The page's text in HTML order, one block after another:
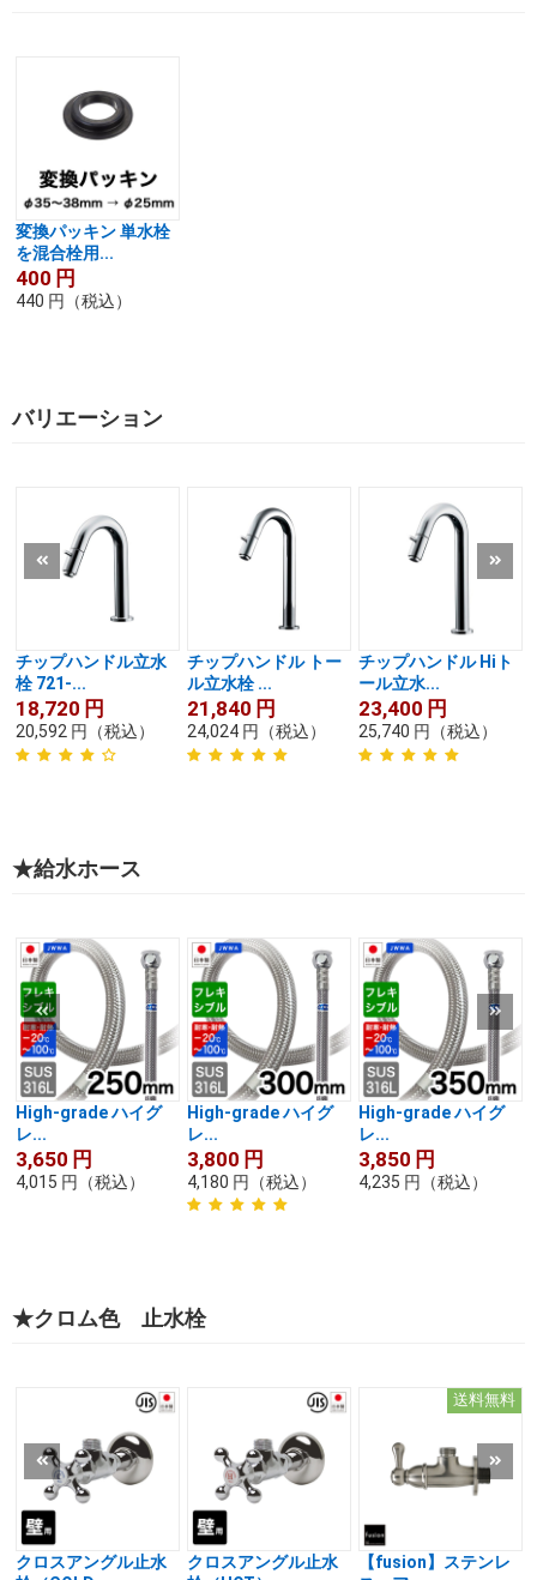
変換パッキン 単水栓
を混合栓用...
400 円
440 円 （税込）
バリエーション
チップハンドル立水
栓 721-...
18,720 円
20,592 円 （税込）
チップハンドル トー
ル立水栓 ...
21,840 円
24,024 円 （税込）
チップハンドル Hiト
ール立水...
23,400 円
25,740 円 （税込）
★給水ホース
High-grade ハイグ
レ...
3,650 円
4,015 円 （税込）
High-grade ハイグ
レ...
3,800 円
4,180 円 （税込）
High-grade ハイグ
レ...
3,850 円
4,235 円 （税込）
★クロム色 止水栓
クロスアングル止水
クロスアングル止水
送料無料
【fusion】ステンレ